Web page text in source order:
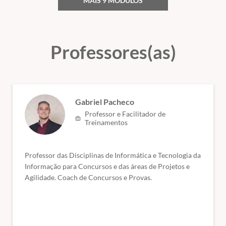
learn, TensorFlow, Keras, PyTorch; MLOps (integração e entrega
Gestão de configuração, pipelines, versionamento (Git/GitLab),
contêineres (Docker) e orquestração (Kubernetes); Monitoramento
e logging (Elasticsearch, Logstash, Kibana), segurança no pipeline
(DevSecOps).
Engenharia de software e metodologias – 15/06/2025
requisitos; Metodologias ágeis (Scrum, XP) e tradicionais; BPMN,
métricas de estimativa (Análise de Pontos de Função); Qualidade de
software (CMMI-DEV v2.0, ISO/IEC/IEEE 12207:2021, MR-MPS-
Professores(as)
Gabriel Pacheco
Professor e Facilitador de
Treinamentos
Professor das Disciplinas de Informática e Tecnologia da
Informação para Concursos e das áreas de Projetos e
Agilidade. Coach de Concursos e Provas.